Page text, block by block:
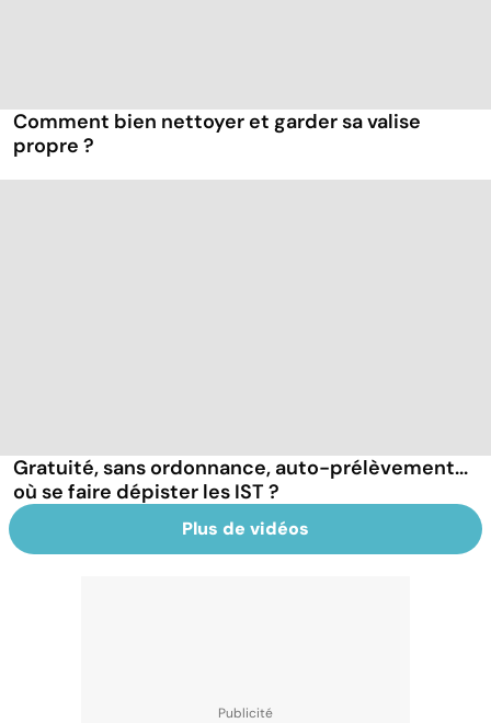
Comment bien nettoyer et garder sa valise
propre ?
Gratuité, sans ordonnance, auto-prélèvement...
où se faire dépister les IST ?
Plus de vidéos